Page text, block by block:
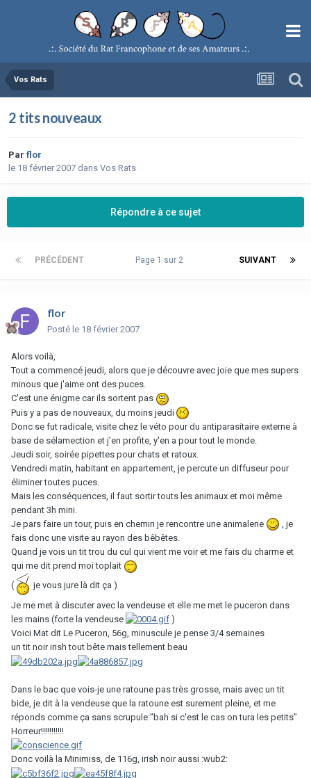
Vos Rats
2 tits nouveaux
Par flor
le 18 février 2007 dans Vos Rats
Répondre à ce sujet
PRÉCÉDENT SUIVANT
Page 1 sur 2
flor
Posté le 18 février 2007
Alors voilà,
Tout a commencé jeudi, alors que je découvre avec joie que mes supers
minous que j'aime ont des puces.
C'est une énigme car ils sortent pas
Puis y a pas de nouveaux, du moins jeudi
Donc se fut radicale, visite chez le véto pour du antiparasitaire externe à
base de sélamection et j'en profite, y'en a pour tout le monde.
Jeudi soir, soirée pipettes pour chats et ratoux.
Vendredi matin, habitant en appartement, je percute un diffuseur pour
éliminer toutes puces.
Mais les conséquences, il faut sortir touts les animaux et moi même
pendant 3h mini.
Je pars faire un tour, puis en chemin je rencontre une animalerie
, je
fais donc une visite au rayon des bêbêtes.
Quand je vois un tit trou du cul qui vient me voir et me fais du charme et
qui me dit prend moi toplait
(
je vous jure là dit ça )
Je me met à discuter avec la vendeuse et elle me met le puceron dans
les mains (forte la vendeuse
)
Voici Mat dit Le Puceron, 56g, minuscule je pense 3/4 semaines
un tit noir irish tout bête mais tellement beau
Dans le bac que vois-je une ratoune pas très grosse, mais avec un tit
bide, je dit à la vendeuse que la ratoune est surement pleine, et me
réponds comme ça sans scrupule:"bah si c'est le cas on tura les petits"
Horreur!!!!!!!!!!!
Donc voilà la Minimiss, de 116g, irish noir aussi :wub2: